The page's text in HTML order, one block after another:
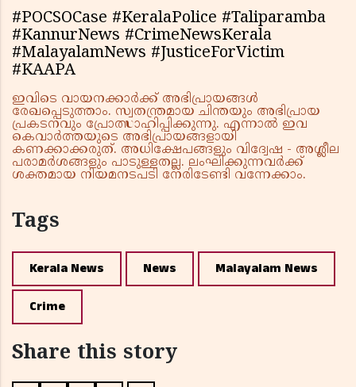
#POCSOCase #KeralaPolice #Taliparamba
#KannurNews #CrimeNewsKerala
#MalayalamNews #JusticeForVictim
#KAAPA
ഇവിടെ വായനക്കാർക്ക് അഭിപ്രായങ്ങൾ
രേഖപ്പെടുത്താം. സ്വതന്ത്രമായ ചിന്തയും അഭിപ്രായ
പ്രകടനവും പ്രോത്സാഹിപ്പിക്കുന്നു. എന്നാൽ ഇവ
കെവാർത്തയുടെ അഭിപ്രായങ്ങളായി
കണക്കാക്കരുത്. അധിക്ഷേപങ്ങളും വിദ്വേഷ - അശ്ലീല
പരാമർശങ്ങളും പാടുള്ളതല്ല. ലംഘിക്കുന്നവർക്ക്
ശക്തമായ നിയമനടപടി നേരിടേണ്ടി വന്നേക്കാം.
Tags
Kerala News News Malayalam News
Crime
Share this story